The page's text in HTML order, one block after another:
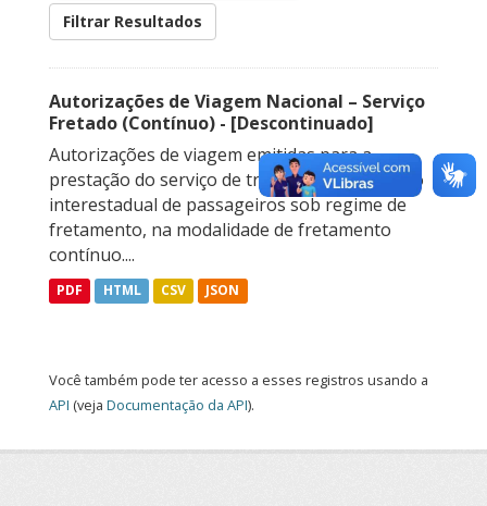
Filtrar Resultados
Autorizações de Viagem Nacional – Serviço
Fretado (Contínuo) - [Descontinuado]
Autorizações de viagem emitidas para a
prestação do serviço de transporte rodoviário
interestadual de passageiros sob regime de
fretamento, na modalidade de fretamento
contínuo....
PDF HTML CSV JSON
Você também pode ter acesso a esses registros usando a
API (veja Documentação da API).